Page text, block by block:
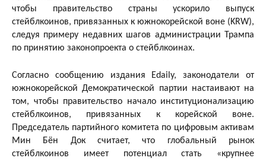
чтобы правительство страны ускорило выпуск
стейблкоинов, привязанных к южнокорейской воне (KRW),
следуя примеру недавних шагов администрации Трампа
по принятию законопроекта о стейблкоинах.
Согласно сообщению издания Edaily, законодатели от
южнокорейской Демократической партии настаивают на
том, чтобы правительство начало институционализацию
стейблкоинов, привязанных к корейской воне.
Председатель партийного комитета по цифровым активам
Мин Бён Док считает, что глобальный рынок
стейблкоинов имеет потенциал стать «крупнее